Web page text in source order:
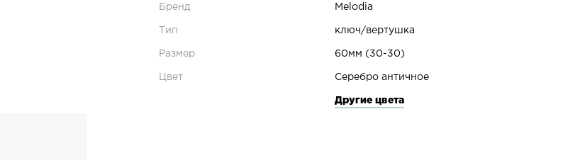
Бренд Melodia
Тип ключ/вертушка
Размер 60мм (30-30)
Цвет Серебро античное
Другие цвета